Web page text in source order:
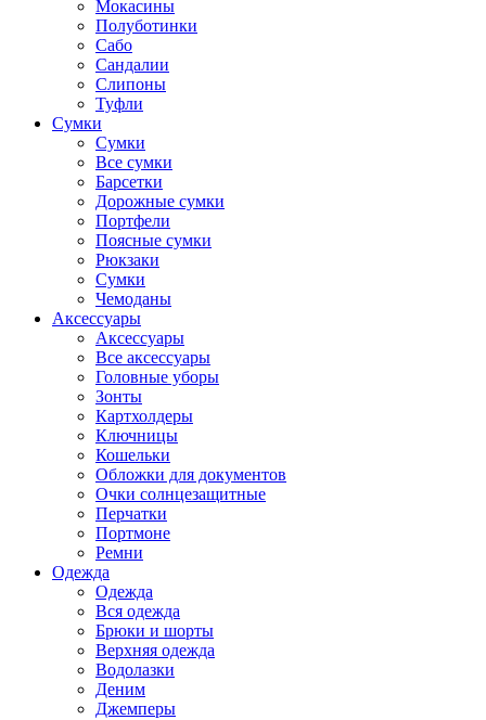
Мокасины
Полуботинки
Сабо
Сандалии
Слипоны
Туфли
Сумки
Сумки
Все сумки
Барсетки
Дорожные сумки
Портфели
Поясные сумки
Рюкзаки
Сумки
Чемоданы
Аксессуары
Аксессуары
Все аксессуары
Головные уборы
Зонты
Картхолдеры
Ключницы
Кошельки
Обложки для документов
Очки солнцезащитные
Перчатки
Портмоне
Ремни
Одежда
Одежда
Вся одежда
Брюки и шорты
Верхняя одежда
Водолазки
Деним
Джемперы